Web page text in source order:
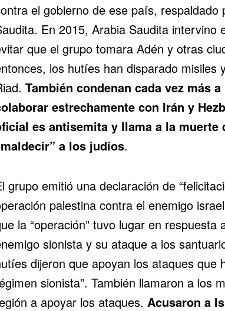
el gobierno de ese país, respaldado
En 2015, Arabia Saudita intervino
que el grupo tomara Adén y otras
los hutíes han disparado misiles
También condenan cada vez más
estrechamente con Irán y
es antisemita y llama a la muerte
a los judíos.
grupo emitió una declaración de
palestina contra el enemigo
la “operación” tuvo lugar en respuesta
sionista y su ataque a los
dijeron que apoyan los ataques que
sionista”. También llamaron a los
a apoyar los ataques. Acusaron a